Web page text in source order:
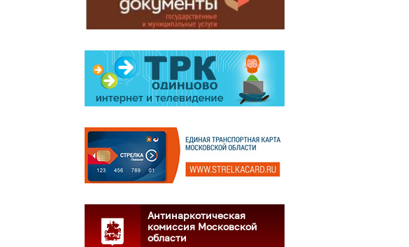
Антинаркотическая
комиссия Московской
области